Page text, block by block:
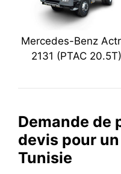
Mercedes-Benz
2131 (PTAC 20.5T)
Demande de
devis pour
Tunisie